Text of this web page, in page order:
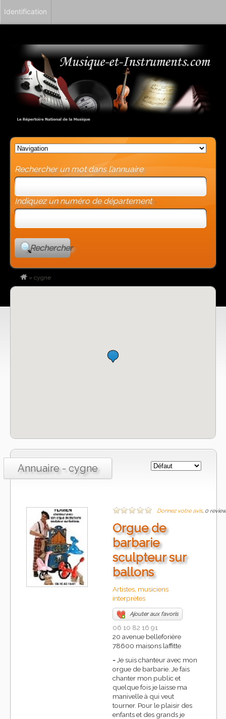
Rechercher un mot dans l’annuaire
Indiquez un numéro de département -
Rechercher
» cygne
Annuaire - cygne
Donnez votre avis, 0
Orgue de
barbarie
sculpteur sur
ballons
Artistes, musiciens
interprètes
Ajouter aux favoris
06 10 82 16 91
20 avenue belleforière
78600 maisons laffitte
-Je suis chanteur avec mon
orgue de barbarie. Je fais
chanter mon public et
quelque fois je laisse ma
manivelle à qui veut
tourner. Pour le plaisir des
enfants et des grands je
Identification